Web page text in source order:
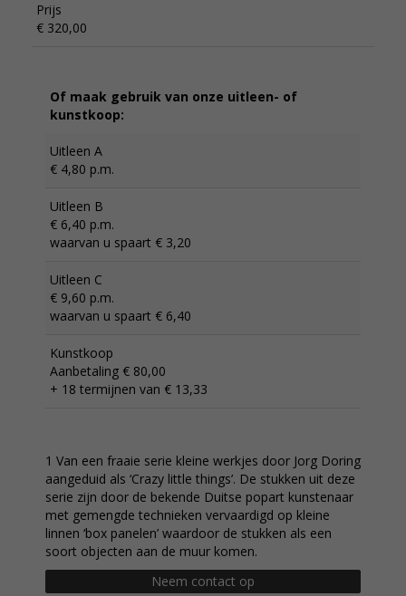
Prijs
€ 320,00
Of maak gebruik van onze uitleen- of
kunstkoop:
Uitleen A
€ 4,80 p.m.
Uitleen B
€ 6,40 p.m.
waarvan u spaart € 3,20
Uitleen C
€ 9,60 p.m.
waarvan u spaart € 6,40
Kunstkoop
Aanbetaling € 80,00
+ 18 termijnen van € 13,33
1 Van een fraaie serie kleine werkjes door Jorg Doring
aangeduid als ‘Crazy little things’. De stukken uit deze
serie zijn door de bekende Duitse popart kunstenaar
met gemengde technieken vervaardigd op kleine
linnen ‘box panelen’ waardoor de stukken als een
soort objecten aan de muur komen.
Neem contact op